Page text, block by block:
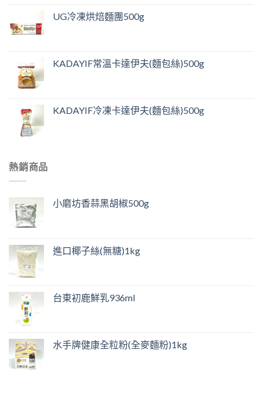
UG冷凍烘焙麵團500g
KADAYIF常溫卡達伊夫(麵包絲)500g
KADAYIF冷凍卡達伊夫(麵包絲)500g
熱銷商品
小磨坊香蒜黑胡椒500g
進口椰子絲(無糖)1kg
台東初鹿鮮乳936ml
水手牌健康全粒粉(全麥麵粉)1kg